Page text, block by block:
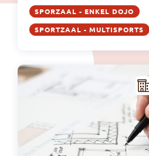
SPORZAAL - ENKEL DOJO
SPORTZAAL - MULTISPORTS